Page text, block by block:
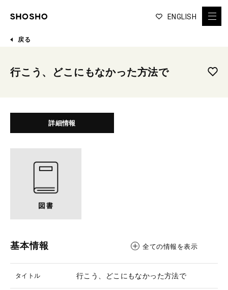
ENGLISH
戻る
行こう、どこにもなかった方法で
詳細情報
基本情報 全ての情報を表示
タイトル 行こう、どこにもなかった方法で